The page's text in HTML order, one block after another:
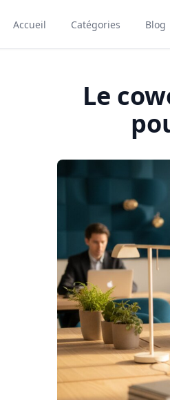
Accueil Catégories Blog
Le